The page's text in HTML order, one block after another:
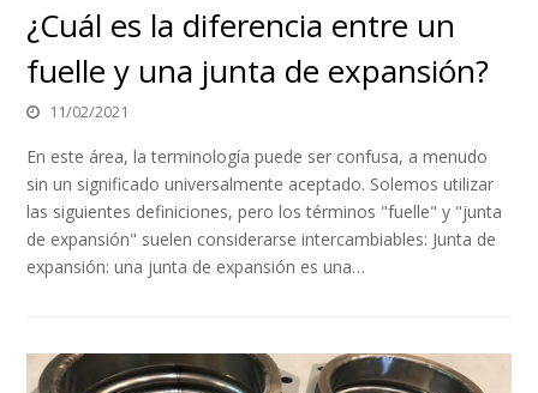
¿Cuál es la diferencia entre un
fuelle y una junta de expansión?
11/02/2021
En este área, la terminología puede ser confusa, a menudo
sin un significado universalmente aceptado. Solemos utilizar
las siguientes definiciones, pero los términos "fuelle" y "junta
de expansión" suelen considerarse intercambiables: Junta de
expansión: una junta de expansión es una…